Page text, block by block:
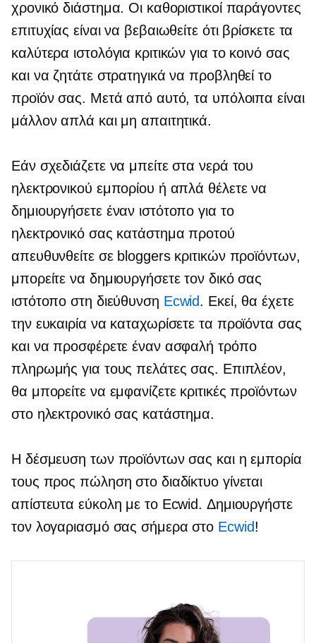
χρονικό διάστημα. Οι καθοριστικοί παράγοντες
επιτυχίας είναι να βεβαιωθείτε ότι βρίσκετε τα
καλύτερα ιστολόγια κριτικών για το κοινό σας
και να ζητάτε στρατηγικά να προβληθεί το
προϊόν σας. Μετά από αυτό, τα υπόλοιπα είναι
μάλλον απλά και μη απαιτητικά.
Εάν σχεδιάζετε να μπείτε στα νερά του
ηλεκτρονικού εμπορίου ή απλά θέλετε να
δημιουργήσετε έναν ιστότοπο για το
ηλεκτρονικό σας κατάστημα προτού
απευθυνθείτε σε bloggers κριτικών προϊόντων,
μπορείτε να δημιουργήσετε τον δικό σας
ιστότοπο στη διεύθυνση Ecwid. Εκεί, θα έχετε
την ευκαιρία να καταχωρίσετε τα προϊόντα σας
και να προσφέρετε έναν ασφαλή τρόπο
πληρωμής για τους πελάτες σας. Επιπλέον,
θα μπορείτε να εμφανίζετε κριτικές προϊόντων
στο ηλεκτρονικό σας κατάστημα.
Η δέσμευση των προϊόντων σας και η εμπορία
τους προς πώληση στο διαδίκτυο γίνεται
απίστευτα εύκολη με το Ecwid. Δημιουργήστε
τον λογαριασμό σας σήμερα στο Ecwid!